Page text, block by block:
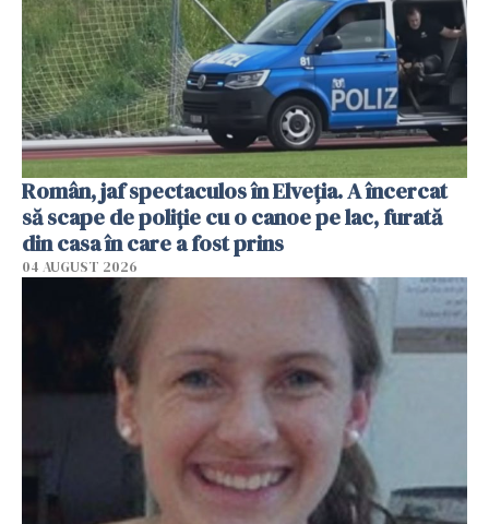
Român, jaf spectaculos în Elveția. A încercat
să scape de poliție cu o canoe pe lac, furată
din casa în care a fost prins
04 AUGUST 2026